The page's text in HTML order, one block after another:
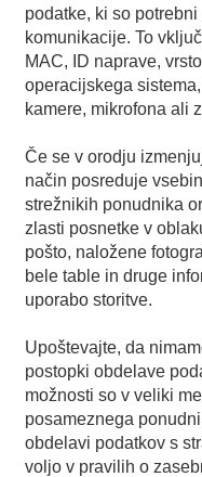
podatke, ki so
komunikacije. To
MAC, ID naprave,
operacijskega
kamere, mikrofona ali
Če se v orodju
način posreduje
strežnikih ponudnika
zlasti posnetke v
pošto, naložene
bele table in druge
uporabo storitve.
Upoštevajte, da
postopki obdelave
možnosti so v veliki
posameznega
obdelavi podatkov s
voljo v pravilih o